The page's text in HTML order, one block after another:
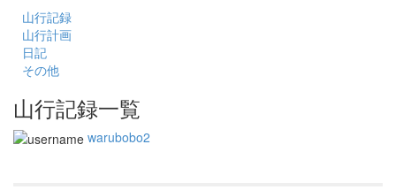
山行記録
山行計画
日記
その他
山行記録一覧
warubobo2